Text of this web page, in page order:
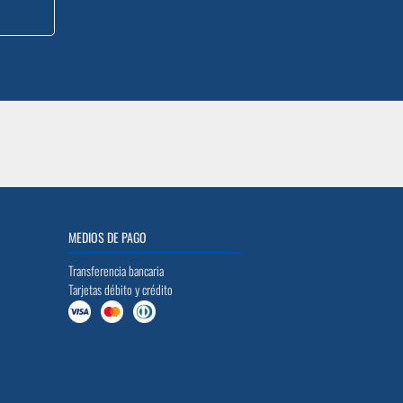
MEDIOS DE PAGO
Transferencia bancaria
Tarjetas débito y crédito